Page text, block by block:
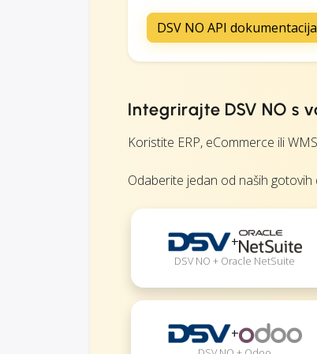
DSV NO API dokumentacija
Integrirajte DSV NO s
Koristite ERP, eCommerce ili
Odaberite jedan od naših gotovih
+
DSV NO + Oracle NetSuite
+